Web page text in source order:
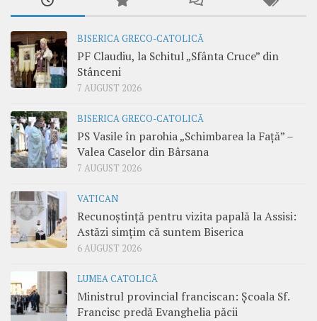
BISERICA GRECO-CATOLICĂ
PF Claudiu, la Schitul „Sfânta Cruce” din
Stânceni
7 AUGUST 2026
BISERICA GRECO-CATOLICĂ
PS Vasile în parohia „Schimbarea la Față” –
Valea Caselor din Bârsana
7 AUGUST 2026
VATICAN
Recunoștință pentru vizita papală la Assisi:
Astăzi simțim că suntem Biserica
6 AUGUST 2026
LUMEA CATOLICĂ
Ministrul provincial franciscan: Școala Sf.
Francisc predă Evanghelia păcii